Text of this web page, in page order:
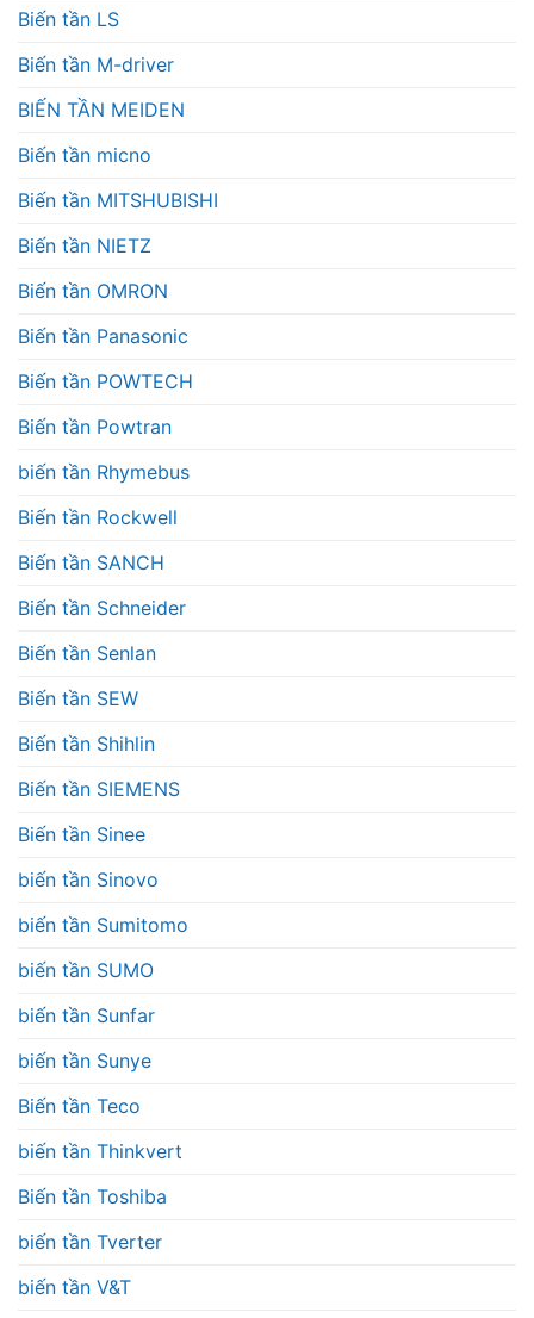
Biến tần LS
Biến tần M-driver
BIẾN TẦN MEIDEN
Biến tần micno
Biến tần MITSHUBISHI
Biến tần NIETZ
Biến tần OMRON
Biến tần Panasonic
Biến tần POWTECH
Biến tần Powtran
biến tần Rhymebus
Biến tần Rockwell
Biến tần SANCH
Biến tần Schneider
Biến tần Senlan
Biến tần SEW
Biến tần Shihlin
Biến tần SIEMENS
Biến tần Sinee
biến tần Sinovo
biến tần Sumitomo
biến tần SUMO
biến tần Sunfar
biến tần Sunye
Biến tần Teco
biến tần Thinkvert
Biến tần Toshiba
biến tần Tverter
biến tần V&T